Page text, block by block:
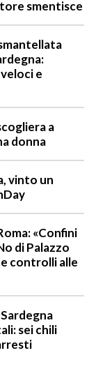
smentisce
e
a
donna
vinto un
«Confini
di Palazzo
controlli alle
sei chili